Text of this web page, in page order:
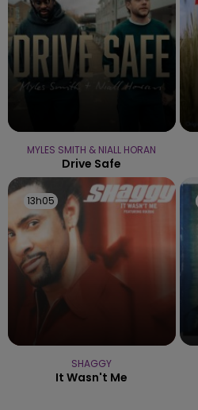
MYLES SMITH & NIALL HORAN
Drive Safe
13h05
13h05
SHAGGY
It Wasn't Me